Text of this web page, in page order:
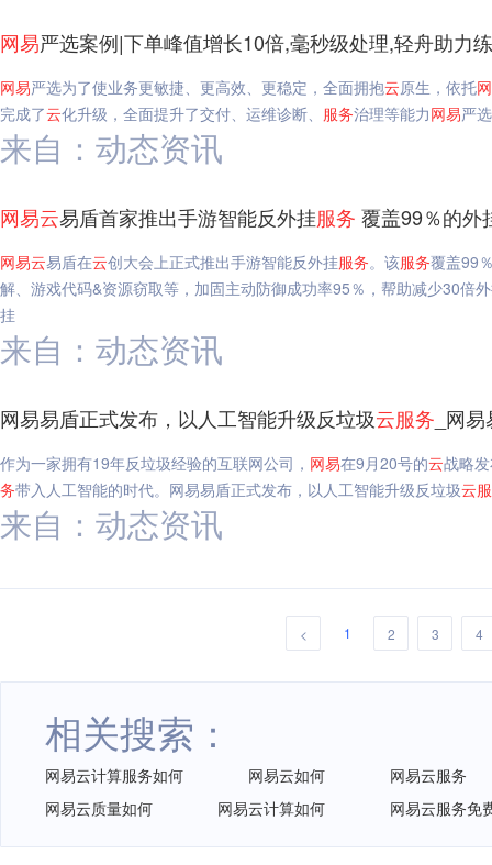
网易严选案例|下单峰值增长10倍,毫秒级处理,轻舟助力
网易严选为了使业务更敏捷、更高效、更稳定，全面拥抱云原生，依托
完成了云化升级，全面提升了交付、运维诊断、 服务治理等能力网易严
来自：动态资讯
网易云易盾首家推出手游智能反外挂服务 覆盖99％的外
网易云易盾在云创大会上正式推出手游智能反外挂服务。该服务覆盖99
解、游戏代码&资源窃取等，加固主动防御成功率95％，帮助减少30倍
挂
来自：动态资讯
网易易盾正式发布，以人工智能升级反垃圾云服务 _网
作为一家拥有19年反垃圾经验的互联网公司， 网易在9月20号的云战略
务带入人工智能的时代。网易易盾正式发布，以人工智能升级反垃圾云
来自：动态资讯
< 1 2 3 4
相关搜索：
网易云计算服务如何 网易云如何
网易云服务
网易云质量如何
网易云计算如何 网易云服务免